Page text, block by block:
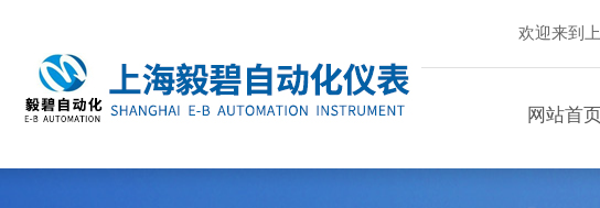
欢迎来到
网站首